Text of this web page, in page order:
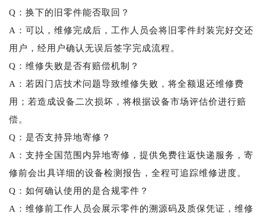
Q：换下的旧零件能否取回？
A：可以，维修完成后，工作人员会将旧零件封装完好交还
用户，经用户确认无误后签字完成流程。
Q：维修失败是否有赔偿机制？
A：若因门店技术问题导致维修失败，将全额退还维修费
用；若造成设备二次损坏，将根据设备市场评估价进行赔
偿。
Q：是否支持异地寄修？
A：支持全国范围内异地寄修，提供免费往返快递服务，寄
修前会出具详细的设备检测报告，全程可追踪维修进度。
Q：如何确认使用的是合规零件？
A：维修前工作人员会展示零件的溯源码及质保凭证，维修